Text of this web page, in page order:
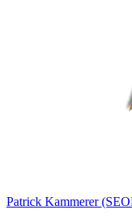
Patrick Kammerer